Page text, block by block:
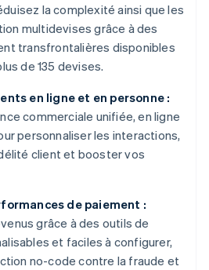
la complexité ainsi que les
multidevises grâce à des
transfrontalières disponibles
de 135 devises.
en ligne et en personne :
commerciale unifiée, en ligne
personnaliser les interactions,
client et booster vos
de paiement :
grâce à des outils de
et faciles à configurer,
no-code contre la fraude et